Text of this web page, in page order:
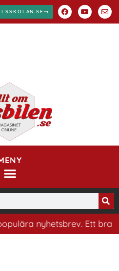
nyhetsbrev. Ett bra sätt